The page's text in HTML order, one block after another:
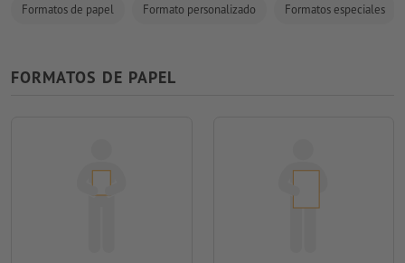
Formatos de papel Formato personalizado Formatos especiales
FORMATOS DE PAPEL